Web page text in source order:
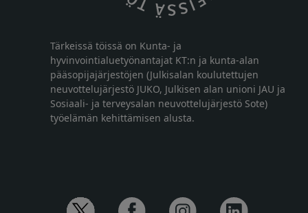
Tärkeissä töissä on Kunta- ja
hyvinvointialuetyönantajat KT:n ja kunta-alan
pääsopijajärjestöjen (Julkisalan koulutettujen
neuvottelujärjestö JUKO, Julkisen alan unioni JAU ja
Sosiaali- ja terveysalan neuvottelujärjestö Sote)
työelämän kehittämisen alusta.